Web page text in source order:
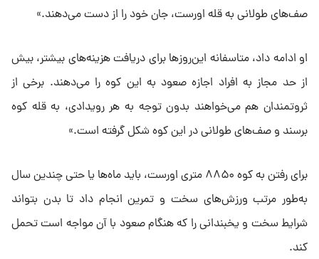
صف‌های طولانی به قله اورست، جان خود را از دست می‌دهند.»
او ادامه داد، متاسفانه این‌روزها برای دریافت هزینه‌های بیشتر، بیش
از حد مجاز به افراد اجازه صعود به این کوه را می‌دهند. برخی از
ثروتمندان هم می‌خواهند بدون توجه به هر رویدادی، به قله کوه
برسند و صف‌های طولانی در این کوه شکل گرفته است.»
برای رفتن به کوه ۸۸۵۰ متری اورست، باید ماه‌ها یا حتی چندین سال
به‌طور مرتب ورزش‌های سخت و تمرین انجام داد تا بدن بتواند
شرایط سخت و یخبندانی را که هنگام صعود با آن مواجه است تحمل
کند.